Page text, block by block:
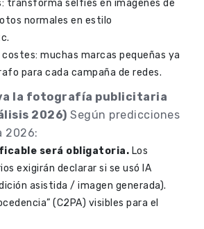
transforma selfies en imágenes de
normales en estilo
muchas marcas pequeñas ya
para cada campaña de redes.
la fotografía publicitaria
2026) Según predicciones
2026:
será obligatoria. Los
exigirán declarar si se usó IA
asistida / imagen generada).
(C2PA) visibles para el